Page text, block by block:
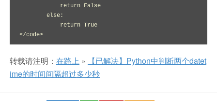
return False
else:
return True
</code>
转载请注明： 在路上 »
【已解决】Python中判断两个datet
ime的时间间隔超过多少秒